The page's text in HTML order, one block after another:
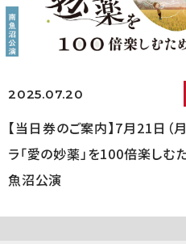
2025.07.20
【当日券のご案内】7月21日（月
ラ「愛の妙薬」を100倍楽しむ
魚沼公演